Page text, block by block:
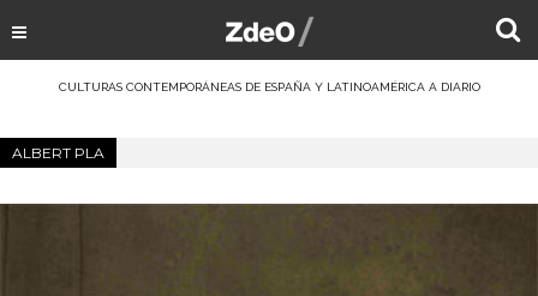
CULTURAS CONTEMPORÁNEAS DE ESPAÑA Y LATINOAMÉRICA A DIARIO
ALBERT PLA